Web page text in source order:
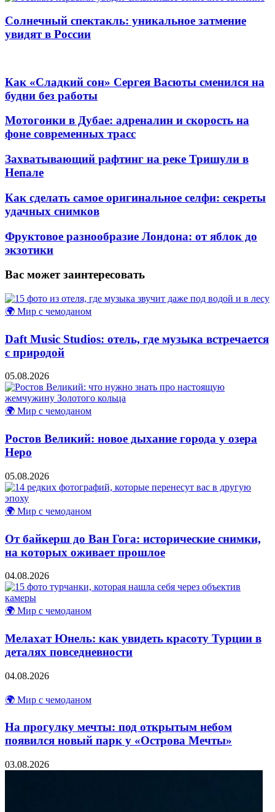
Солнечный спектакль: уникальное затмение
увидят в России
Как «Сладкий сон» Сергея Васюты сменился на
будни без работы
Мотогонки в Дубае: адреналин и скорость на
фоне современных трасс
Захватывающий рафтинг на реке Тришули в
Непале
Как сделать самое оригинальное селфи: секреты
удачных снимков
Фруктовое разнообразие Лондона: от яблок до
экзотики
Вас может заинтересовать
🌍 Мир с чемоданом
Daft Music Studios: отель, где музыка встречается
с природой
05.08.2026
🌍 Мир с чемоданом
Ростов Великий: новое дыхание города у озера
Неро
05.08.2026
🌍 Мир с чемоданом
От байкерш до Ван Гога: исторические снимки,
на которых оживает прошлое
04.08.2026
🌍 Мир с чемоданом
Мелахат Юнель: как увидеть красоту Турции в
деталях повседневности
04.08.2026
🌍 Мир с чемоданом
На прогулку мечты: под открытым небом
появился новый парк у «Острова Мечты»
03.08.2026